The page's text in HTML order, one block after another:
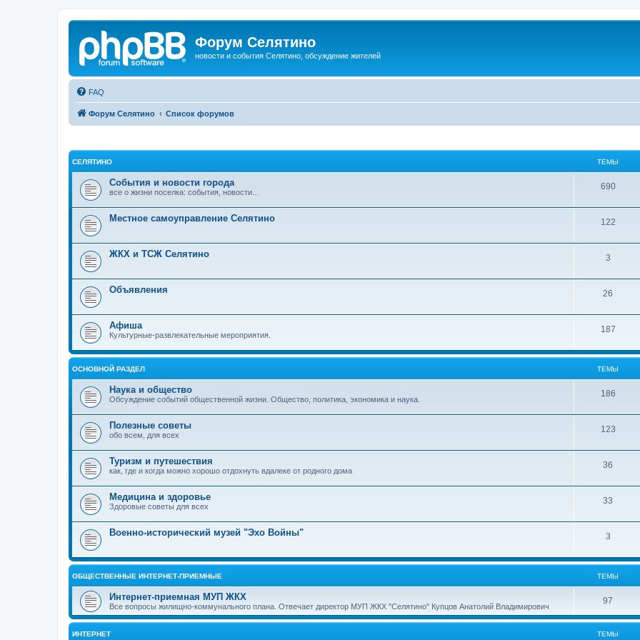
Форум Селятино
новости и события Селятино, обсуждение жителей
FAQ
Форум Селятино Список форумов
СЕЛЯТИНО ТЕМЫ
События и новости города
все о жизни поселка: события, новости...
690
Местное самоуправление Селятино 122
ЖКХ и ТСЖ Селятино 3
Объявления 26
Афиша
Культурные-развлекательные мероприятия.
187
ОСНОВНОЙ РАЗДЕЛ ТЕМЫ
Наука и общество
Обсуждение событий общественной жизни. Общество, политика, экономика и наука.
186
Полезные советы
обо всем, для всех
123
Туризм и путешествия
как, где и когда можно хорошо отдохнуть вдалеке от родного дома
36
Медицина и здоровье
Здоровые советы для всех
33
Военно-исторический музей "Эхо Войны" 3
ОБЩЕСТВЕННЫЕ ИНТЕРНЕТ-ПРИЕМНЫЕ ТЕМЫ
Интернет-приемная МУП ЖКХ
Все вопросы жилищно-коммунального плана. Отвечает директор МУП ЖКХ "Селятино" Купцов Анатолий Владимирович
97
ИНТЕРНЕТ ТЕМЫ